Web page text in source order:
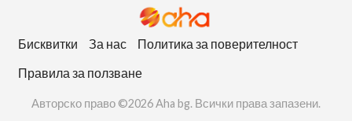
Бисквитки За нас
Политика за поверителност
Правила за ползване
Авторско право ©2026 Aha bg. Всички права запазени.